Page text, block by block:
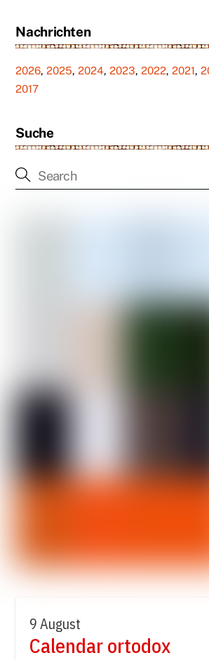
Nachrichten
2026,2025,2024,2023,2022,2021,
2017
Suche
9 August
Calendar ortodox